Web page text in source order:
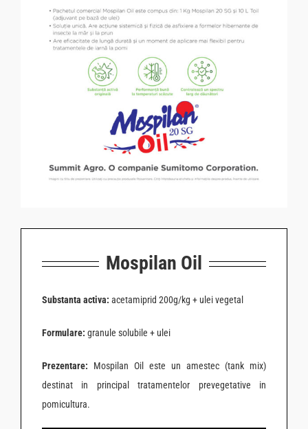
Mospilan Oil
Substanta activa: acetamiprid 200g/kg + ulei vegetal
Formulare: granule solubile + ulei
Prezentare: Mospilan Oil este un amestec (tank mix)
destinat in principal tratamentelor prevegetative in
pomicultura.